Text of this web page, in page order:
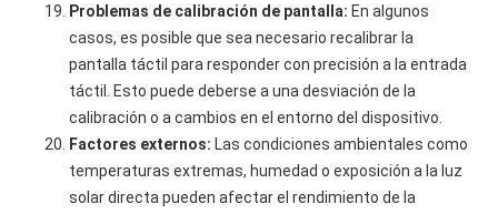
Problemas de calibración de pantalla: En algunos
casos, es posible que sea necesario recalibrar la
pantalla táctil para responder con precisión a la entrada
táctil. Esto puede deberse a una desviación de la
calibración o a cambios en el entorno del dispositivo.
Factores externos: Las condiciones ambientales como
temperaturas extremas, humedad o exposición a la luz
solar directa pueden afectar el rendimiento de la